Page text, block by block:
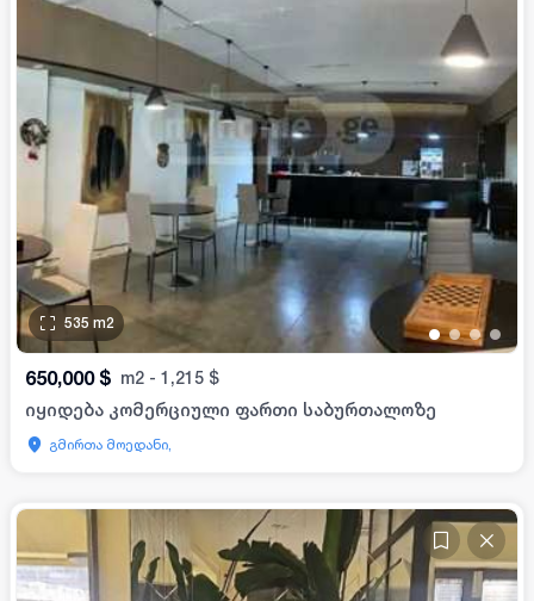
••••
535 m2
650,000 $ m2 - 1,215 $
იყიდება კომერციული ფართი საბურთალოზე
გმირთა მოედანი,